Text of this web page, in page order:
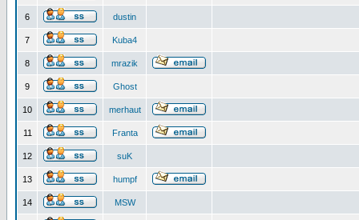
6 dustin
7 Kuba4
8 mrazik
9 Ghost
10 merhaut
11 Franta
12 suK
13 humpf
14 MSW